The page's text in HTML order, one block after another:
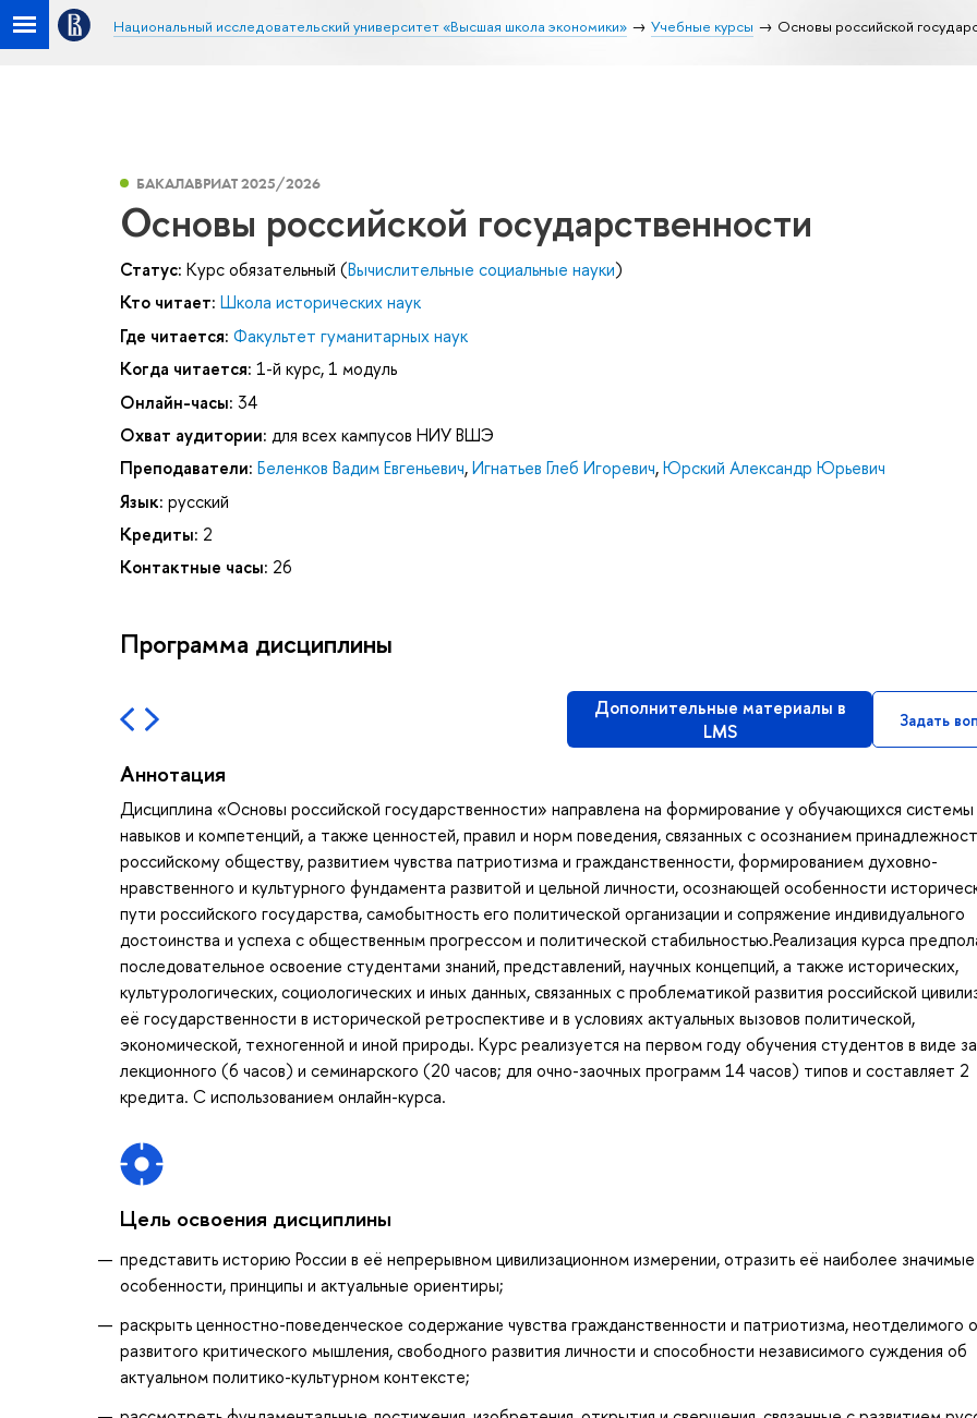
Национальный исследовательский университет «Высшая школа экономики» Учебные курсы Основы российской
БАКАЛАВРИАТ 2025/2026
Основы российской государственности
Статус: Курс обязательный (Вычислительные социальные науки)
Кто читает: Школа исторических наук
Где читается: Факультет гуманитарных наук
Когда читается: 1-й курс, 1 модуль
Онлайн-часы: 34
Охват аудитории: для всех кампусов НИУ ВШЭ
Преподаватели: Беленков Вадим Евгеньевич,Игнатьев Глеб Игоревич,Юрский Александр Юрьевич
Язык: русский
Кредиты: 2
Контактные часы: 26
Программа дисциплины
Дополнительные материалы в
LMS
Задать
Аннотация
Дисциплина «Основы российской государственности» направлена на формирование у обучающихся системы
навыков и компетенций, а также ценностей, правил и норм поведения, связанных с осознанием
российскому обществу, развитием чувства патриотизма и гражданственности, формированием духовно-
нравственного и культурного фундамента развитой и цельной личности, осознающей особенности
пути российского государства, самобытность его политической организации и сопряжение индивидуального
достоинства и успеха с общественным прогрессом и политической стабильностью.Реализация курса
последовательное освоение студентами знаний, представлений, научных концепций, а также исторических,
культурологических, социологических и иных данных, связанных с проблематикой развития российской
её государственности в исторической ретроспективе и в условиях актуальных вызовов политической,
экономической, техногенной и иной природы. Курс реализуется на первом году обучения студентов в виде
лекционного (6 часов) и семинарского (20 часов; для очно-заочных программ 14 часов) типов и составляет 2
кредита. С использованием онлайн-курса.
Цель освоения дисциплины
представить историю России в её непрерывном цивилизационном измерении, отразить её наиболее значимые
особенности, принципы и актуальные ориентиры;
раскрыть ценностно-поведенческое содержание чувства гражданственности и патриотизма, неотделимого
развитого критического мышления, свободного развития личности и способности независимого суждения об
актуальном политико-культурном контексте;